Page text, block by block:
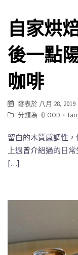
自家烘
後一點
咖啡
發表於 八月 28, 2019
分類為《FOOD 、
留白的木質感調性
上週曾介紹過的日
[…]